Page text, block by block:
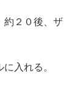
２０後、ザ
入れる。